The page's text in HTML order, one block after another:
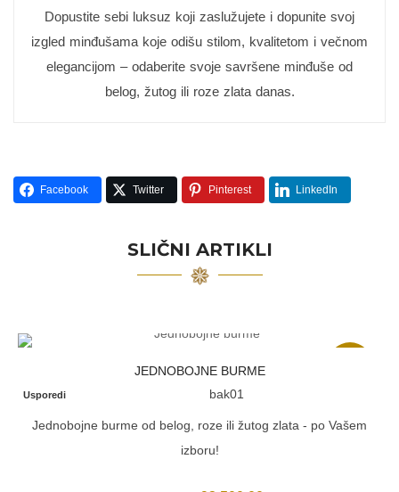
Dopustite sebi luksuz koji zaslužujete i dopunite svoj
izgled minđušama koje odišu stilom, kvalitetom i večnom
elegancijom – odaberite svoje savršene minđuše od
belog, žutog ili roze zlata danas.
Facebook Twitter Pinterest LinkedIn
SLIČNI ARTIKLI
JEDNOBOJNE BURME
Usporedi bak01
Jednobojne burme od belog, roze ili žutog zlata - po Vašem
izboru!